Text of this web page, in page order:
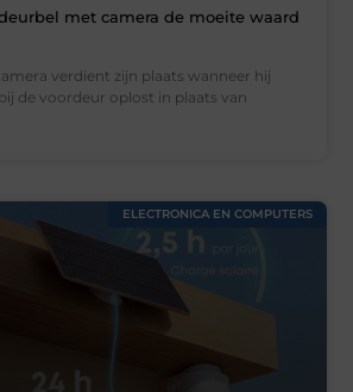
met camera de moeite waard
verdient zijn plaats wanneer hij
de voordeur oplost in plaats van
ELECTRONICA EN COMPUTERS